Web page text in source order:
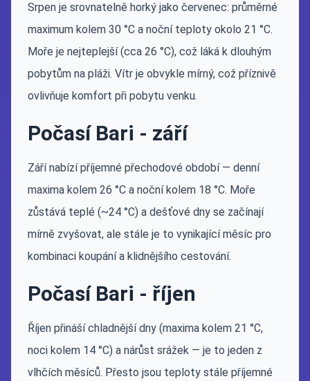
Srpen je srovnatelně horký jako červenec: průměrné
maximum kolem 30 °C a noční teploty okolo 21 °C.
Moře je nejteplejší (cca 26 °C), což láká k dlouhým
pobytům na pláži. Vítr je obvykle mírný, což příznivě
ovlivňuje komfort při pobytu venku.
Počasí Bari - září
Září nabízí příjemné přechodové období — denní
maxima kolem 26 °C a noční kolem 18 °C. Moře
zůstává teplé (~24 °C) a dešťové dny se začínají
mírně zvyšovat, ale stále je to vynikající měsíc pro
kombinaci koupání a klidnějšího cestování.
Počasí Bari - říjen
Říjen přináší chladnější dny (maxima kolem 21 °C,
noci kolem 14 °C) a nárůst srážek — je to jeden z
vlhčích měsíců. Přesto jsou teploty stále příjemné